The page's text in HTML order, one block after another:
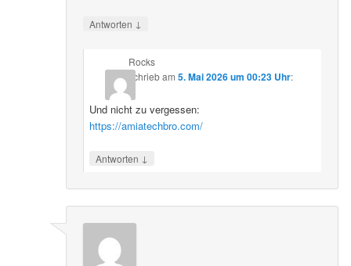
Antworten ↓
Rocks
schriebam 5. Mai 2026 um 00:23 Uhr:
Und nicht zu vergessen:
https://amiatechbro.com/
Antworten ↓